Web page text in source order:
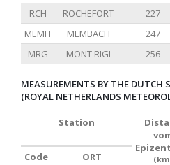
RCH
ROCHEFORT 227
MEMH
MEMBACH 247
MRG
MONT RIGI 256
MEASUREMENTS BY THE DUTCH
(ROYAL NETHERLANDS
Station
Code ORT